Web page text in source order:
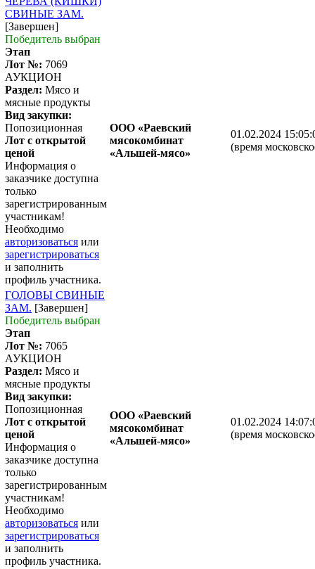
СВИНЫЕ ЗАМ.
[Завершен]
Победитель выбран
Этап
Лот №: 7069
АУКЦИОН
Раздел: Мясо и
мясные продукты
Вид закупки:
Попозиционная
Лот с открытой
ценой
Информация о
заказчике доступна
только
зарегистрированным
участникам!
Необходимо
авторизоваться или
зарегистрироваться
и заполнить
профиль участника.
ООО «Раевский
мясокомбинат
«Альшей-мясо»
01.02.2024
(время
ГОЛОВЫ СВИНЫЕ
ЗАМ. [Завершен]
Победитель выбран
Этап
Лот №: 7065
АУКЦИОН
Раздел: Мясо и
мясные продукты
Вид закупки:
Попозиционная
Лот с открытой
ценой
Информация о
заказчике доступна
только
зарегистрированным
участникам!
Необходимо
авторизоваться или
зарегистрироваться
и заполнить
профиль участника.
ООО «Раевский
мясокомбинат
«Альшей-мясо»
01.02.2024
(время